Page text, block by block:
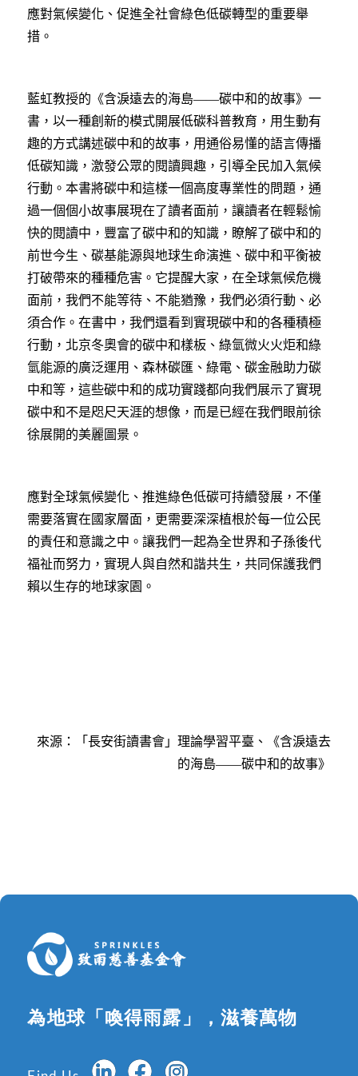
應對氣候變化、促進全社會綠色低碳轉型的重要舉
措。
藍虹教授的《含淚遠去的海島——碳中和的故事》一
書，以一種創新的模式開展低碳科普教育，用生動有
趣的方式講述碳中和的故事，用通俗易懂的語言傳播
低碳知識，激發公眾的閱讀興趣，引導全民加入氣候
行動。本書將碳中和這樣一個高度專業性的問題，通
過一個個小故事展現在了讀者面前，讓讀者在輕鬆愉
快的閱讀中，豐富了碳中和的知識，瞭解了碳中和的
前世今生、碳基能源與地球生命演進、碳中和平衡被
打破帶來的種種危害。它提醒大家，在全球氣候危機
面前，我們不能等待、不能猶豫，我們必須行動、必
須合作。在書中，我們還看到實現碳中和的各種積極
行動，北京冬奧會的碳中和樣板、綠氫微火火炬和綠
氫能源的廣泛運用、森林碳匯、綠電、碳金融助力碳
中和等，這些碳中和的成功實踐都向我們展示了實現
碳中和不是咫尺天涯的想像，而是已經在我們眼前徐
徐展開的美麗圖景。
應對全球氣候變化、推進綠色低碳可持續發展，不僅
需要落實在國家層面，更需要深深植根於每一位公民
的責任和意識之中。讓我們一起為全世界和子孫後代
福祉而努力，實現人與自然和諧共生，共同保護我們
賴以生存的地球家園。
來源：「長安街讀書會」理論學習平臺、《含淚遠去
的海島——碳中和的故事》
為地球「喚得雨露」，滋養萬物